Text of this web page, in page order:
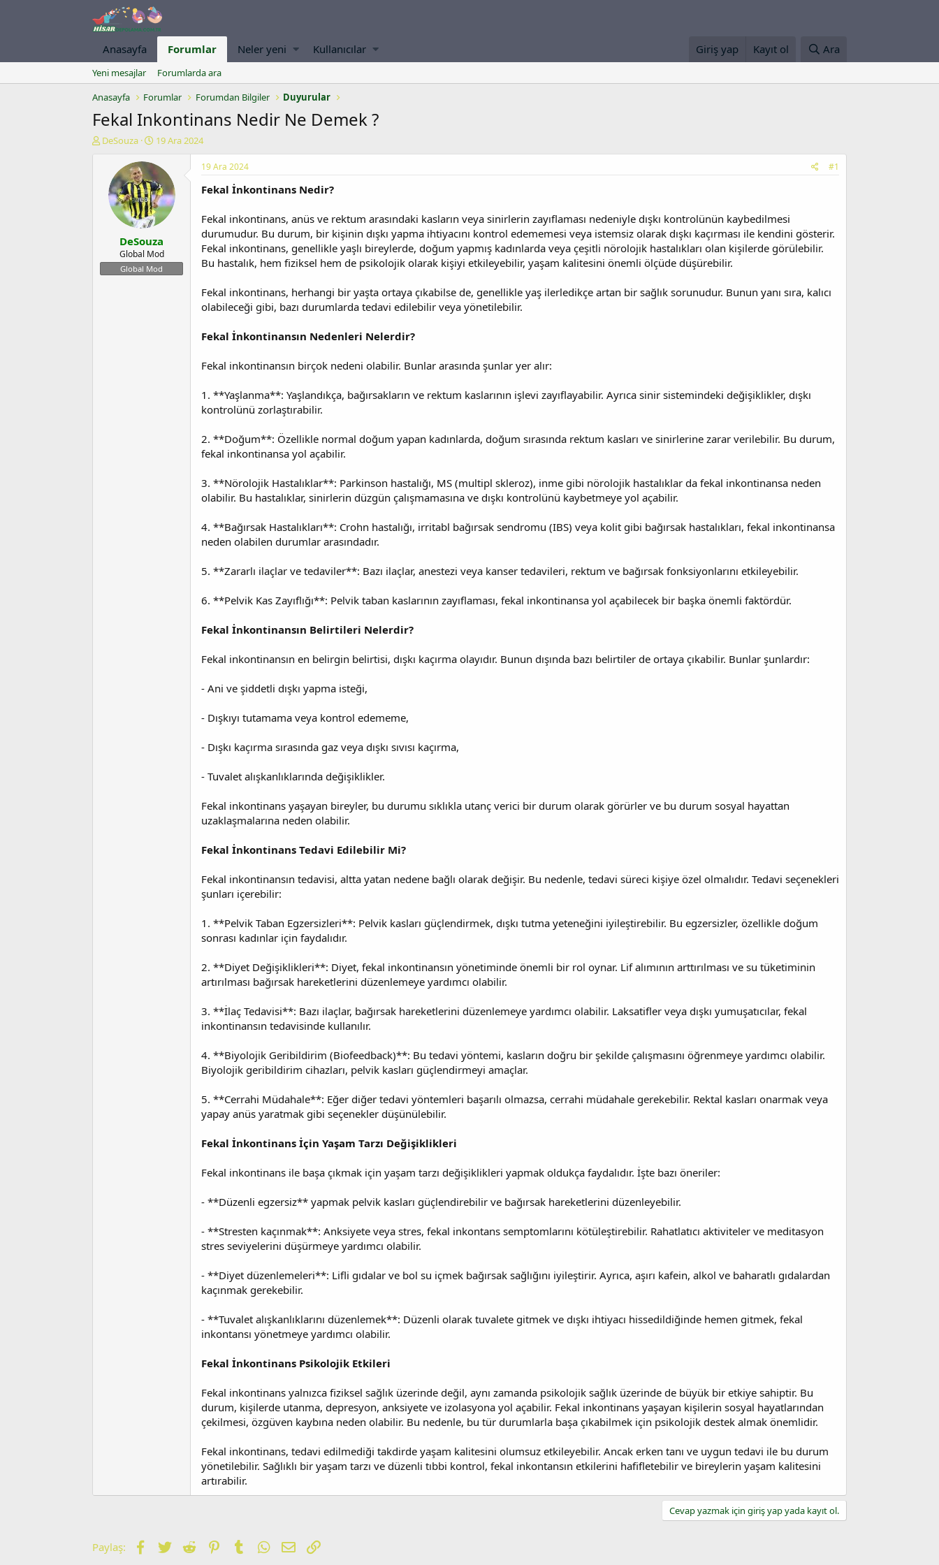
Anasayfa Forumlar Neler yeni Kullanıcılar Giriş yap Kayıt ol Ara
Yeni mesajlar
Forumlarda ara
Anasayfa
Forumlar Forumdan Bilgiler Duyurular
Fekal Inkontinans Nedir Ne Demek ?
K
a
t
DeSouza
B
ş
l
a
n
g
ı
ç
t
a
r
19 Ara 2024
DeSouza
Global Mod
Global Mod
19 Ara 2024 #1
Fekal İnkontinans Nedir?
Fekal inkontinans, anüs ve rektum arasındaki kasların veya sinirlerin zayıflaması nedeniyle dışkı kontrolünün kaybedilmesi
durumudur. Bu durum, bir kişinin dışkı yapma ihtiyacını kontrol edememesi veya istemsiz olarak dışkı kaçırması ile kendini gösterir.
Fekal inkontinans, genellikle yaşlı bireylerde, doğum yapmış kadınlarda veya çeşitli nörolojik hastalıkları olan kişilerde görülebilir.
Bu hastalık, hem fiziksel hem de psikolojik olarak kişiyi etkileyebilir, yaşam kalitesini önemli ölçüde düşürebilir.
Fekal inkontinans, herhangi bir yaşta ortaya çıkabilse de, genellikle yaş ilerledikçe artan bir sağlık sorunudur. Bunun yanı sıra, kalıcı
olabileceği gibi, bazı durumlarda tedavi edilebilir veya yönetilebilir.
Fekal İnkontinansın Nedenleri Nelerdir?
Fekal inkontinansın birçok nedeni olabilir. Bunlar arasında şunlar yer alır:
1. **Yaşlanma**: Yaşlandıkça, bağırsakların ve rektum kaslarının işlevi zayıflayabilir. Ayrıca sinir sistemindeki değişiklikler, dışkı
kontrolünü zorlaştırabilir.
2. **Doğum**: Özellikle normal doğum yapan kadınlarda, doğum sırasında rektum kasları ve sinirlerine zarar verilebilir. Bu durum,
fekal inkontinansa yol açabilir.
3. **Nörolojik Hastalıklar**: Parkinson hastalığı, MS (multipl skleroz), inme gibi nörolojik hastalıklar da fekal inkontinansa neden
olabilir. Bu hastalıklar, sinirlerin düzgün çalışmamasına ve dışkı kontrolünü kaybetmeye yol açabilir.
4. **Bağırsak Hastalıkları**: Crohn hastalığı, irritabl bağırsak sendromu (IBS) veya kolit gibi bağırsak hastalıkları, fekal inkontinansa
neden olabilen durumlar arasındadır.
5. **Zararlı ilaçlar ve tedaviler**: Bazı ilaçlar, anestezi veya kanser tedavileri, rektum ve bağırsak fonksiyonlarını etkileyebilir.
6. **Pelvik Kas Zayıflığı**: Pelvik taban kaslarının zayıflaması, fekal inkontinansa yol açabilecek bir başka önemli faktördür.
Fekal İnkontinansın Belirtileri Nelerdir?
Fekal inkontinansın en belirgin belirtisi, dışkı kaçırma olayıdır. Bunun dışında bazı belirtiler de ortaya çıkabilir. Bunlar şunlardır:
- Ani ve şiddetli dışkı yapma isteği,
- Dışkıyı tutamama veya kontrol edememe,
- Dışkı kaçırma sırasında gaz veya dışkı sıvısı kaçırma,
- Tuvalet alışkanlıklarında değişiklikler.
Fekal inkontinans yaşayan bireyler, bu durumu sıklıkla utanç verici bir durum olarak görürler ve bu durum sosyal hayattan
uzaklaşmalarına neden olabilir.
Fekal İnkontinans Tedavi Edilebilir Mi?
Fekal inkontinansın tedavisi, altta yatan nedene bağlı olarak değişir. Bu nedenle, tedavi süreci kişiye özel olmalıdır. Tedavi seçenekleri
şunları içerebilir:
1. **Pelvik Taban Egzersizleri**: Pelvik kasları güçlendirmek, dışkı tutma yeteneğini iyileştirebilir. Bu egzersizler, özellikle doğum
sonrası kadınlar için faydalıdır.
2. **Diyet Değişiklikleri**: Diyet, fekal inkontinansın yönetiminde önemli bir rol oynar. Lif alımının arttırılması ve su tüketiminin
artırılması bağırsak hareketlerini düzenlemeye yardımcı olabilir.
3. **İlaç Tedavisi**: Bazı ilaçlar, bağırsak hareketlerini düzenlemeye yardımcı olabilir. Laksatifler veya dışkı yumuşatıcılar, fekal
inkontinansın tedavisinde kullanılır.
4. **Biyolojik Geribildirim (Biofeedback)**: Bu tedavi yöntemi, kasların doğru bir şekilde çalışmasını öğrenmeye yardımcı olabilir.
Biyolojik geribildirim cihazları, pelvik kasları güçlendirmeyi amaçlar.
5. **Cerrahi Müdahale**: Eğer diğer tedavi yöntemleri başarılı olmazsa, cerrahi müdahale gerekebilir. Rektal kasları onarmak veya
yapay anüs yaratmak gibi seçenekler düşünülebilir.
Fekal İnkontinans İçin Yaşam Tarzı Değişiklikleri
Fekal inkontinans ile başa çıkmak için yaşam tarzı değişiklikleri yapmak oldukça faydalıdır. İşte bazı öneriler:
- **Düzenli egzersiz** yapmak pelvik kasları güçlendirebilir ve bağırsak hareketlerini düzenleyebilir.
- **Stresten kaçınmak**: Anksiyete veya stres, fekal inkontans semptomlarını kötüleştirebilir. Rahatlatıcı aktiviteler ve meditasyon
stres seviyelerini düşürmeye yardımcı olabilir.
- **Diyet düzenlemeleri**: Lifli gıdalar ve bol su içmek bağırsak sağlığını iyileştirir. Ayrıca, aşırı kafein, alkol ve baharatlı gıdalardan
kaçınmak gerekebilir.
- **Tuvalet alışkanlıklarını düzenlemek**: Düzenli olarak tuvalete gitmek ve dışkı ihtiyacı hissedildiğinde hemen gitmek, fekal
inkontansı yönetmeye yardımcı olabilir.
Fekal İnkontinans Psikolojik Etkileri
Fekal inkontinans yalnızca fiziksel sağlık üzerinde değil, aynı zamanda psikolojik sağlık üzerinde de büyük bir etkiye sahiptir. Bu
durum, kişilerde utanma, depresyon, anksiyete ve izolasyona yol açabilir. Fekal inkontinans yaşayan kişilerin sosyal hayatlarından
çekilmesi, özgüven kaybına neden olabilir. Bu nedenle, bu tür durumlarla başa çıkabilmek için psikolojik destek almak önemlidir.
Fekal inkontinans, tedavi edilmediği takdirde yaşam kalitesini olumsuz etkileyebilir. Ancak erken tanı ve uygun tedavi ile bu durum
yönetilebilir. Sağlıklı bir yaşam tarzı ve düzenli tıbbi kontrol, fekal inkontansın etkilerini hafifletebilir ve bireylerin yaşam kalitesini
artırabilir.
Cevap yazmak için giriş yap yada kayıt ol.
Paylaş: Facebook
TwitterReddit PinterestTumblrWhatsApp
E-postaLink